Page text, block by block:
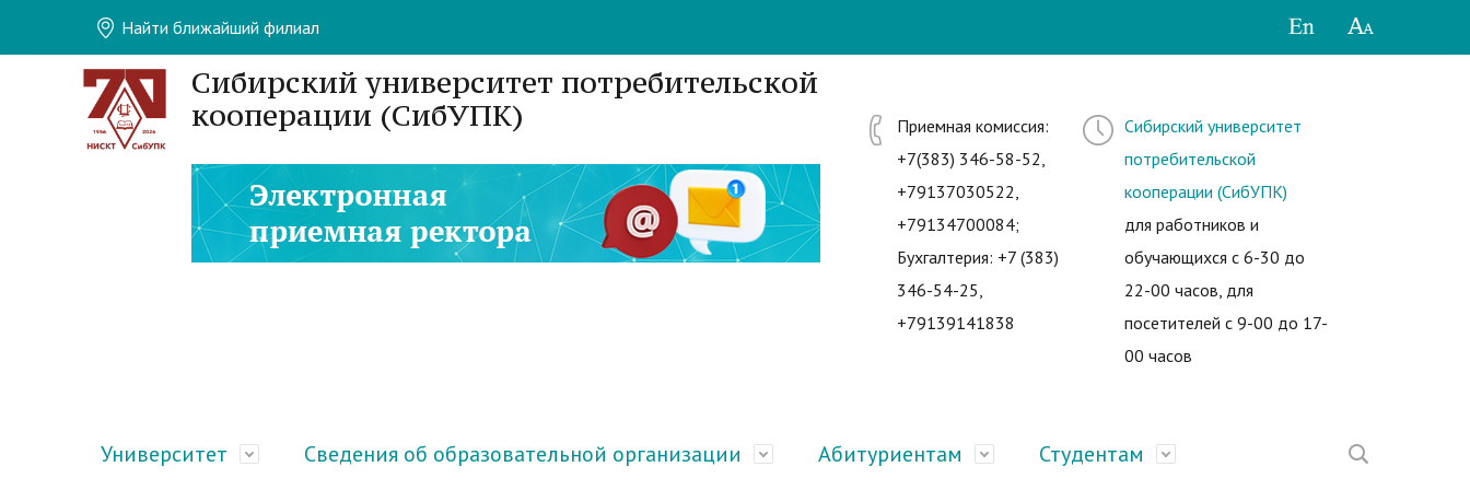
Найти ближайший филиал
Сибирский университет потребительской
кооперации (СибУПК)
Приемная комиссия:
+7(383) 346-58-52,
+79137030522,
+79134700084;
Бухгалтерия: +7 (383)
346-54-25,
+79139141838
Сибирский университет
потребительской
кооперации (СибУПК)
для работников и
обучающихся с 6-30 до
22-00 часов, для
посетителей с 9-00 до 17-
00 часов
Университет Сведения об образовательной организации Абитуриентам Студентам